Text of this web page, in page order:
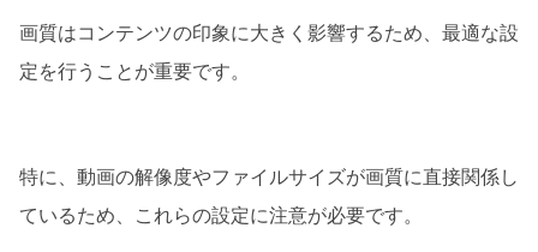
画質はコンテンツの印象に大きく影響するため、最適な設
定を行うことが重要です。
特に、動画の解像度やファイルサイズが画質に直接関係し
ているため、これらの設定に注意が必要です。